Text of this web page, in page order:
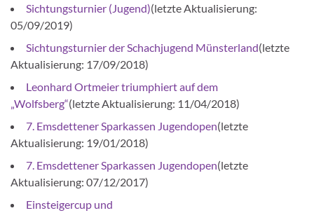
Sichtungsturnier (Jugend)(letzte Aktualisierung:
05/09/2019)
Sichtungsturnier der Schachjugend Münsterland(letzte
Aktualisierung: 17/09/2018)
Leonhard Ortmeier triumphiert auf dem
„Wolfsberg“(letzte Aktualisierung: 11/04/2018)
7. Emsdettener Sparkassen Jugendopen(letzte
Aktualisierung: 19/01/2018)
7. Emsdettener Sparkassen Jugendopen(letzte
Aktualisierung: 07/12/2017)
Einsteigercup und